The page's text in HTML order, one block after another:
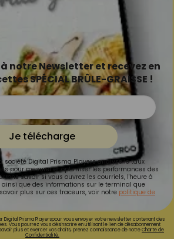
notre Newsletter et recevez en
SPÉCIAL BRÛLE-GRAISSE !
Je télécharge
société Digital Prisma Players analyse le taux
pour mesurer et optimiser les performances des
savoir si vous ouvrez les courriels, l'heure à
ainsi que des informations sur le terminal que
plus sur ces traceurs, voir notre politique de
Digital Prisma Playerspour vous envoyer votre newsletter contenant des
Vous pourrez vous désinscrire en utilisant le lien de désabonnement
plus et exercer vos droits, prenez connaissance de notreCharte de
Confidentialité.